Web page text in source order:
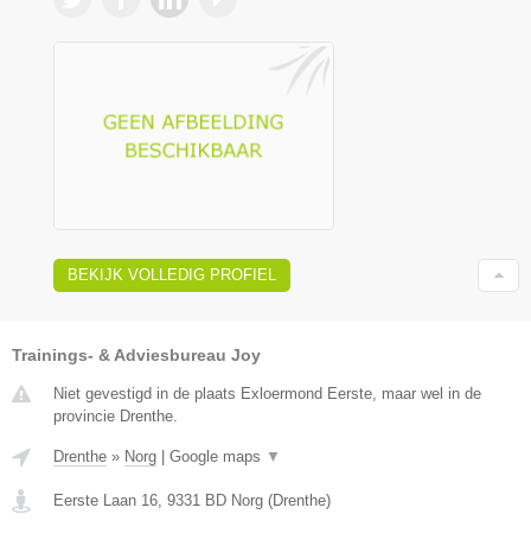
BEKIJK VOLLEDIG PROFIEL
Trainings- & Adviesbureau Joy
Niet gevestigd in de plaats Exloermond Eerste, maar wel in de
provincie Drenthe.
Drenthe » Norg Google maps ▼
Eerste Laan 16 9331 BD Norg (Drenthe)